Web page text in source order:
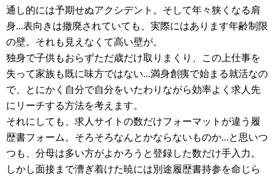
通し的には予期せぬアクシデント。そして年々狭くなる肩
身...表向きは撤廃されていても、実際にはあります年齢制限
の壁。それも見えなくて高い壁が。
独身で子供もおらずただ歳だけ取りまくり、この上仕事を
失って家族も既に味方ではない...満身創痍で始まる就活なの
で、とにかく自分で自分をいたわりながら効率よく求人先
にリーチする方法を考えます。
それにしても、求人サイトの数だけフォーマットが違う履
歴書フォーム。そろそろなんとかならないものか...と思いつ
つも、分母は多い方がよかろうと登録した数だけ手入力。
しかし面接まで漕ぎ着けた暁には別途履歴書持参を命じら